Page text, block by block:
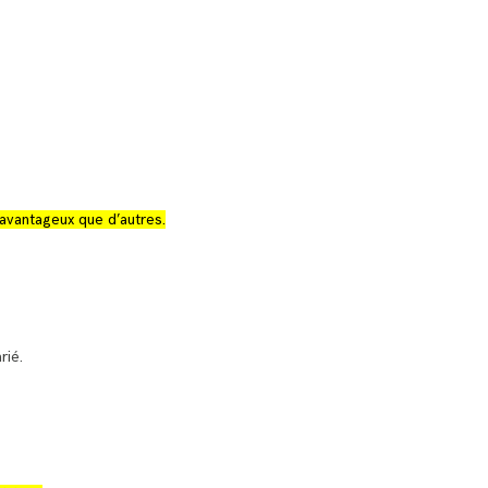
que d’autres.